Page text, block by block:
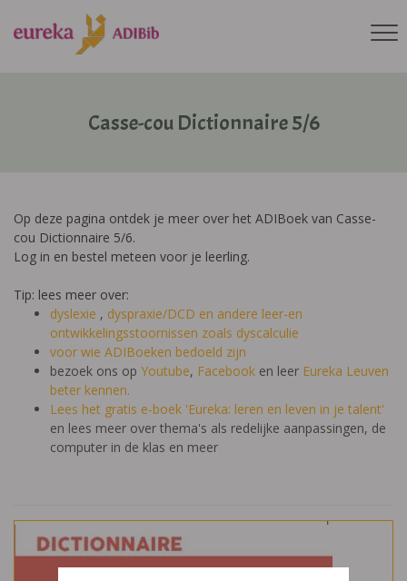
Casse-cou Dictionnaire 5/6
Op deze pagina ontdek je meer over het ADIBoek van Casse-
cou Dictionnaire 5/6.
Log in en bestel meteen voor je leerling.
Tip: lees meer over:
dyslexie , dyspraxie/DCD en andere leer-en
ontwikkelingsstoornissen zoals dyscalculie
voor wie ADIBoeken bedoeld zijn
bezoek ons op Youtube, Facebook en leer Eureka Leuven
beter kennen.
Lees het gratis e-boek 'Eureka: leren en leven in je talent'
en lees meer over thema's als redelijke aanpassingen, de
computer in de klas en meer